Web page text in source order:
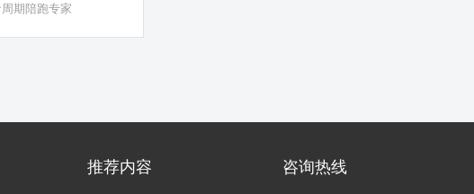
周期陪跑专家
推荐内容 咨询热线